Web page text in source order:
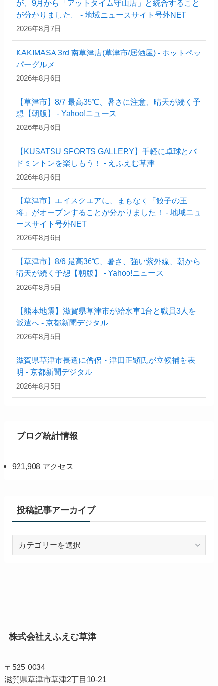
が、9月から「アットタイム守山店」と統合すること
が分かりました。 - 地域ニュースサイト号外NET
2026年8月7日
KAKIMASA 3rd 南草津店(草津市/居酒屋) - ホットペッ
パーグルメ
2026年8月6日
【草津市】8/7 最高35℃、暑さに注意、晴天が続く予
想【朝版】 - Yahoo!ニュース
2026年8月6日
【KUSATSU SPORTS GALLERY】手軽に卓球とバ
ドミントンを楽しもう！ - えふえむ草津
2026年8月6日
【草津市】エイスクエアに、まもなく「餃子の王
将」がオープンすることが分かりました！ - 地域ニュ
ースサイト号外NET
2026年8月6日
【草津市】8/6 最高36℃、暑さ、強い紫外線、朝から
晴天が続く予想【朝版】 - Yahoo!ニュース
2026年8月5日
【熊本地震】滋賀県草津市が給水車1台と職員3人を
派遣へ - 京都新聞デジタル
2026年8月5日
滋賀県草津市長選に僧侶・津田正顕氏が立候補を表
明 - 京都新聞デジタル
2026年8月5日
ブログ統計情報
921,908 アクセス
投稿記事アーカイブ
ブ
株式会社えふえむ草津
〒525-0034
滋賀県草津市草津2丁目10-21